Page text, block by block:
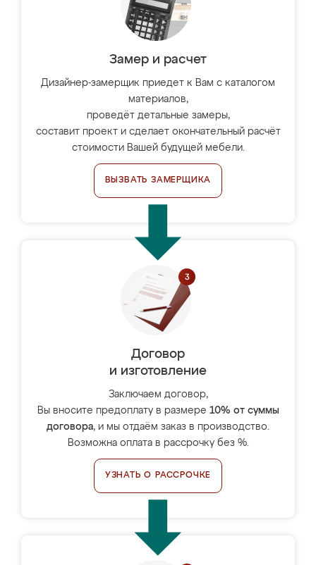
Замер и расчет
Дизайнер-замерщик приедет к Вам с каталогом
материалов,
проведёт детальные замеры,
составит проект и сделает окончательный расчёт
стоимости Вашей будущей мебели.
ВЫЗВАТЬ ЗАМЕРЩИКА
Договор
и изготовление
Заключаем договор,
Вы вносите предоплату в размере 10% от суммы
договора, и мы отдаём заказ в производство.
Возможна оплата в рассрочку без %.
УЗНАТЬ О РАССРОЧКЕ